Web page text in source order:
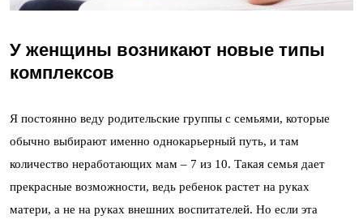
У женщины возникают новые типы
комплексов
Я постоянно веду родительские группы с семьями, которые
обычно выбирают именно однокарьерный путь, и там
количество неработающих мам – 7 из 10. Такая семья дает
прекрасные возможности, ведь ребенок растет на руках
матери, а не на руках внешних воспитателей. Но если эта